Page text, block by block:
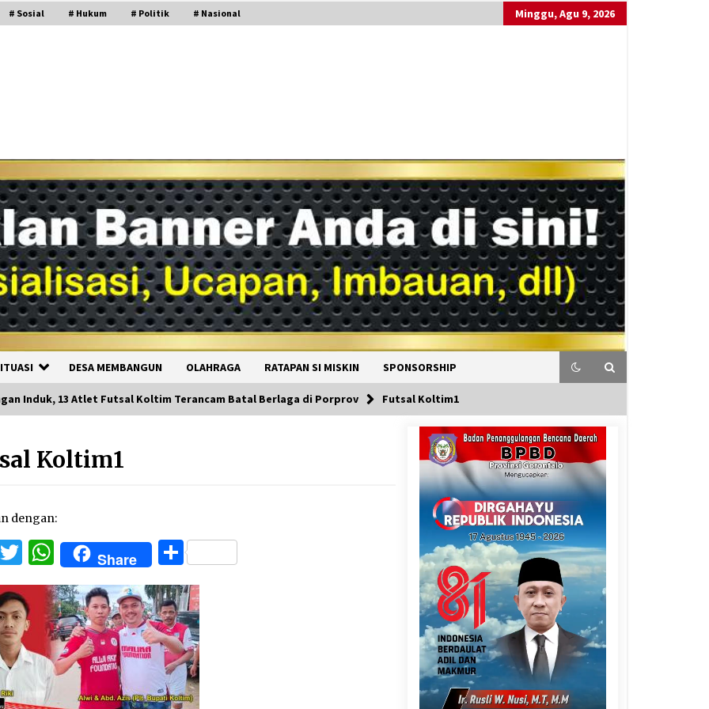
# Sosial # Hukum # Politik # Nasional Minggu, Agu 9, 2026
DESA MEMBANGUN OLAHRAGA RATAPAN SI MISKIN SPONSORSHIP
Induk, 13 Atlet Futsal Koltim Terancam Batal Berlaga di Porprov Futsal Koltim1
Koltim1
dengan:
Twitter
WhatsApp
Share Share